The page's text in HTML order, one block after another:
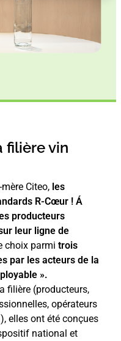
filière vin
Citeo, les
R-Cœur ! Á
producteurs
leur ligne de
choix parmi trois
par les acteurs de la
».
filière (producteurs,
opérateurs
elles ont été conçues
national et